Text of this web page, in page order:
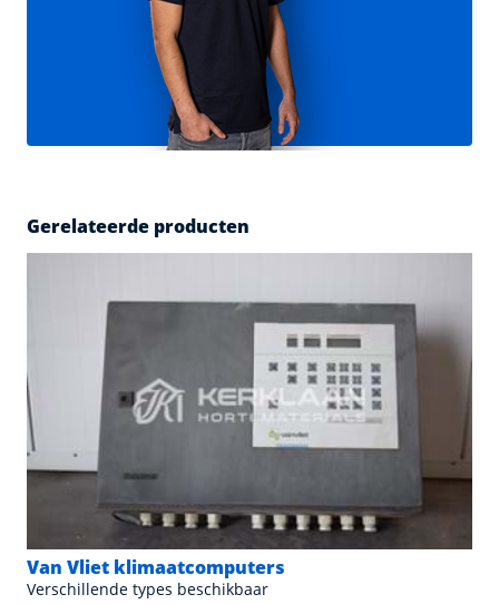
Gerelateerde producten
Van Vliet klimaatcomputers
Verschillende types beschikbaar